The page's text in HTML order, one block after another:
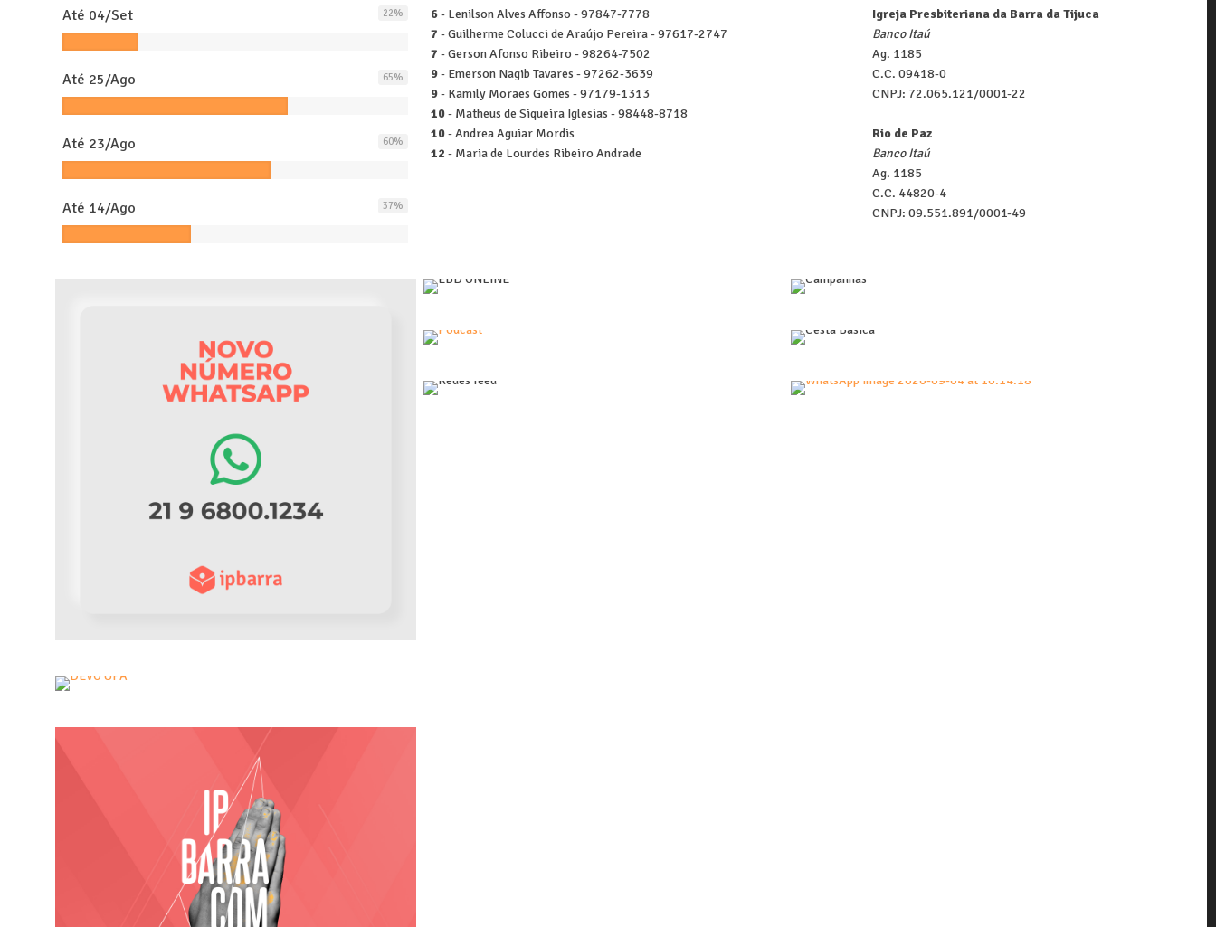
Até 04/Set 22%
Até 25/Ago 65%
Até 23/Ago 60%
Até 14/Ago 37%
6- Lenilson Alves Affonso - 97847-7778
7 - Guilherme Colucci de Araújo Pereira - 97617-2747
7 - Gerson Afonso Ribeiro - 98264-7502
9- Emerson Nagib Tavares - 97262-3639
9- Kamily Moraes Gomes - 97179-1313
10- Matheus de Siqueira Iglesias - 98448-8718
10- Andrea Aguiar Mordis
12- Maria de Lourdes Ribeiro Andrade
Igreja Presbiteriana da Barra da Tijuca
Banco Itaú
Ag. 1185
C.C. 09418-0
CNPJ: 72.065.121/0001-22
Rio de Paz
Banco Itaú
Ag. 1185
C.C. 44820-4
CNPJ: 09.551.891/0001-49